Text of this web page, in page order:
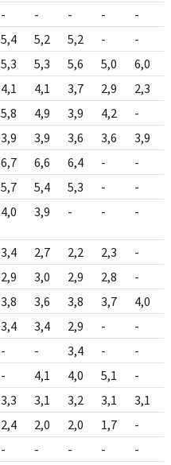
- - - - -
5,4 5,2 5,2 - -
5,3 5,3 5,6 5,0 6,0
4,1 4,1 3,7 2,9 2,3
5,8 4,9 3,9 4,2 -
3,9 3,9 3,6 3,6 3,9
6,7 6,6 6,4 - -
5,7 5,4 5,3 - -
4,0 3,9 - - -
3,4 2,7 2,2 2,3 -
2,9 3,0 2,9 2,8 -
3,8 3,6 3,8 3,7 4,0
3,4 3,4 2,9 - -
- - 3,4 - -
- 4,1 4,0 5,1 -
3,3 3,1 3,2 3,1 3,1
2,4 2,0 2,0 1,7 -
- - - - -